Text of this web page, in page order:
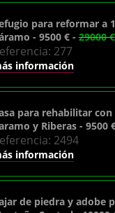
para reformar a
- 9500 € -29000 €
277
información
para rehabilitar
y Riberas - 9500
2494
información
de piedra y adobe